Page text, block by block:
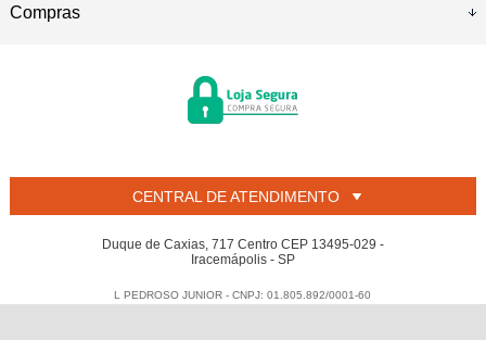
Compras
CENTRAL DE ATENDIMENTO
Duque de Caxias, 717 Centro CEP 13495-029 -
Iracemápolis - SP
L PEDROSO JUNIOR - CNPJ: 01.805.892/0001-60